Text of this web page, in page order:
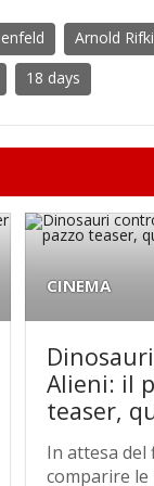
Arnold
18 days
CINEMA
Alieni: il
teaser,
In attesa del
comparire le